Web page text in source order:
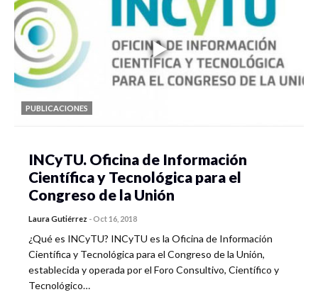
PUBLICACIONES
INCyTU. Oficina de Información
Científica y Tecnológica para el
Congreso de la Unión
Laura Gutiérrez -Oct 16, 2018
¿Qué es INCyTU? INCyTU es la Oficina de Información
Científica y Tecnológica para el Congreso de la Unión,
establecida y operada por el Foro Consultivo, Científico y
Tecnológico…